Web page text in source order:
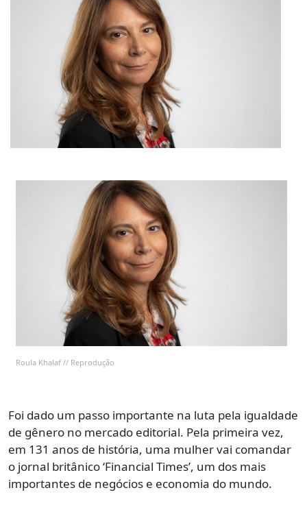
Roula Khalaf // Reprodução
Foi dado um passo importante na luta pela igualdade
de gênero no mercado editorial. Pela primeira vez,
em 131 anos de história, uma mulher vai comandar
o jornal britânico ‘Financial Times’, um dos mais
importantes de negócios e economia do mundo.